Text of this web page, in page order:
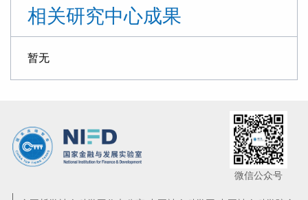
尹中立：征收房地产税的难点及对策
货币政策如何支持住房租赁业发展？
【NIFD季报】股市走势分化 新规则引领股市凤凰涅槃——2024Q2股票市场
相关研究中心成果
暂无
微信公众号